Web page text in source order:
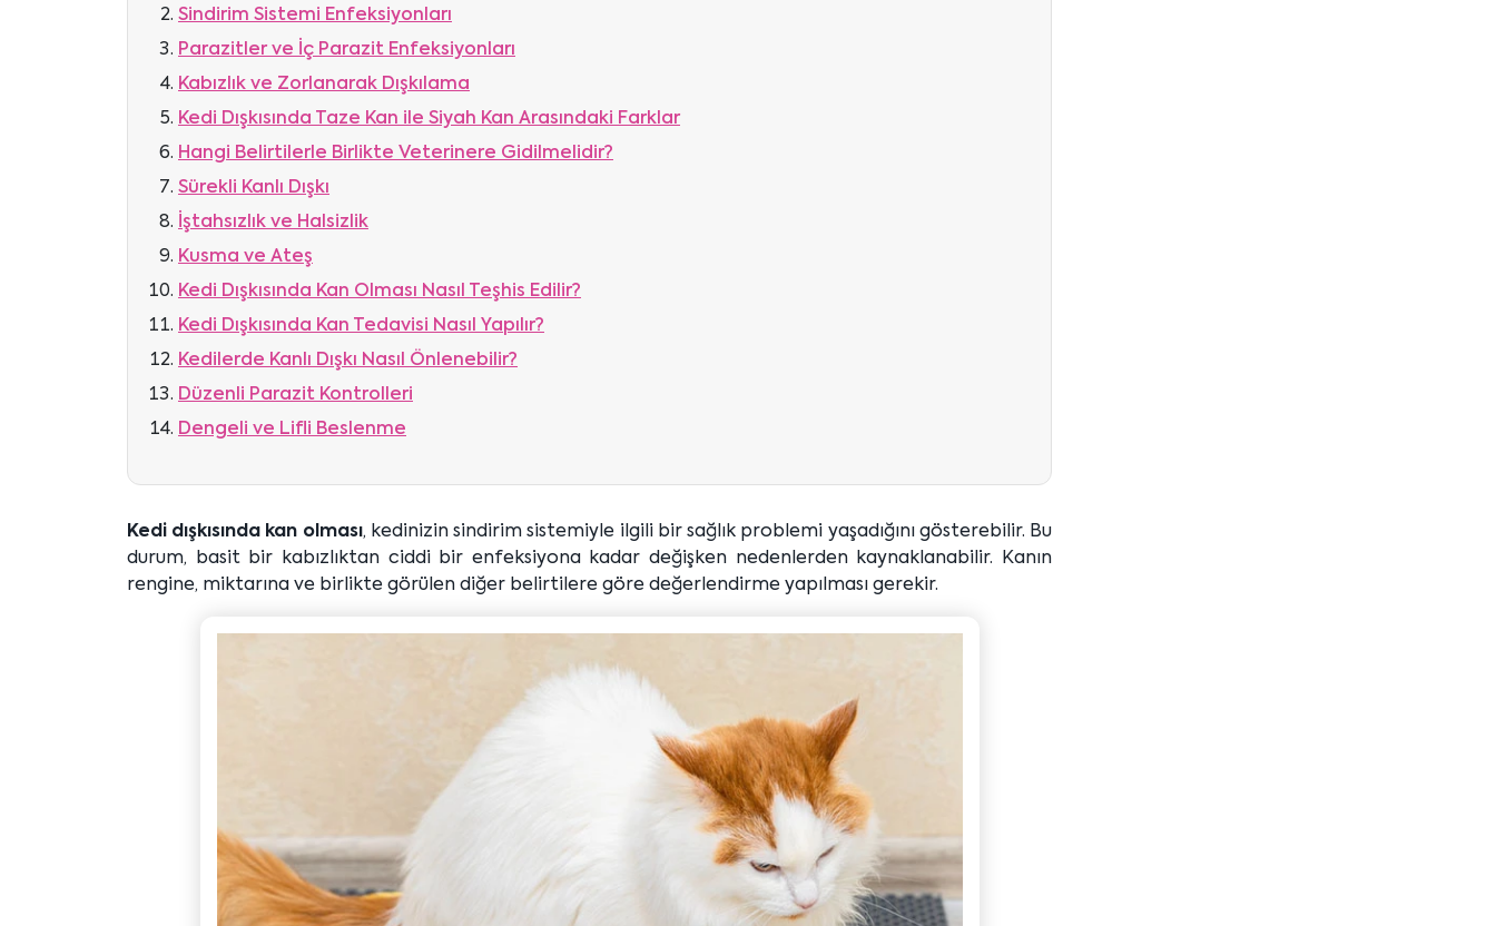
Sindirim Sistemi Enfeksiyonları
Parazitler ve İç Parazit Enfeksiyonları
Kabızlık ve Zorlanarak Dışkılama
Kedi Dışkısında Taze Kan ile Siyah Kan Arasındaki Farklar
Hangi Belirtilerle Birlikte Veterinere Gidilmelidir?
Sürekli Kanlı Dışkı
İştahsızlık ve Halsizlik
Kusma ve Ateş
Kedi Dışkısında Kan Olması Nasıl Teşhis Edilir?
Kedi Dışkısında Kan Tedavisi Nasıl Yapılır?
Kedilerde Kanlı Dışkı Nasıl Önlenebilir?
Düzenli Parazit Kontrolleri
Dengeli ve Lifli Beslenme
Kedi dışkısında kan olması, kedinizin sindirim sistemiyle ilgili bir sağlık problemi yaşadığını gösterebilir. Bu
durum, basit bir kabızlıktan ciddi bir enfeksiyona kadar değişken nedenlerden kaynaklanabilir. Kanın
rengine, miktarına ve birlikte görülen diğer belirtilere göre değerlendirme yapılması gerekir.